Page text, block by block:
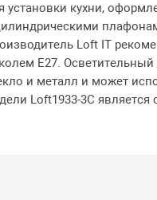
установки кухни,
Loft IT
E27.
и металл и может
Loft1933-3C